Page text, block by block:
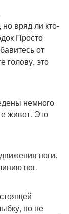
вряд ли кто-
Просто
от
голову, это
немного
живот. Это
ноги.
ног.
но не